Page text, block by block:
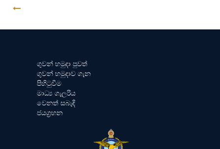
ගුවන් හමුදා පුවත්
ගුවන් හමුදාව ගැන
පිහිටුවීම
මාධ්‍ය ගැලරිය
වෙනත් සබැඳි
ජයග්‍රහන